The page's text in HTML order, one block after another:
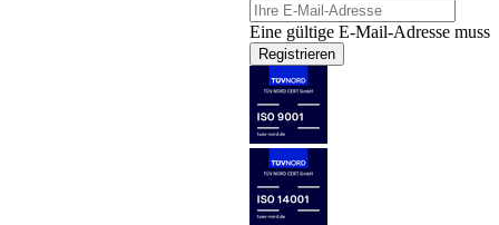
Eine gültige E-Mail-Adresse muss
Registrieren